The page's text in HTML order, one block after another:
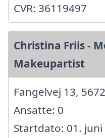
CVR: 36119497
Christina Friis -
Makeupartist
Fangelvej 13,
Ansatte: 0
Startdato: 01. juni